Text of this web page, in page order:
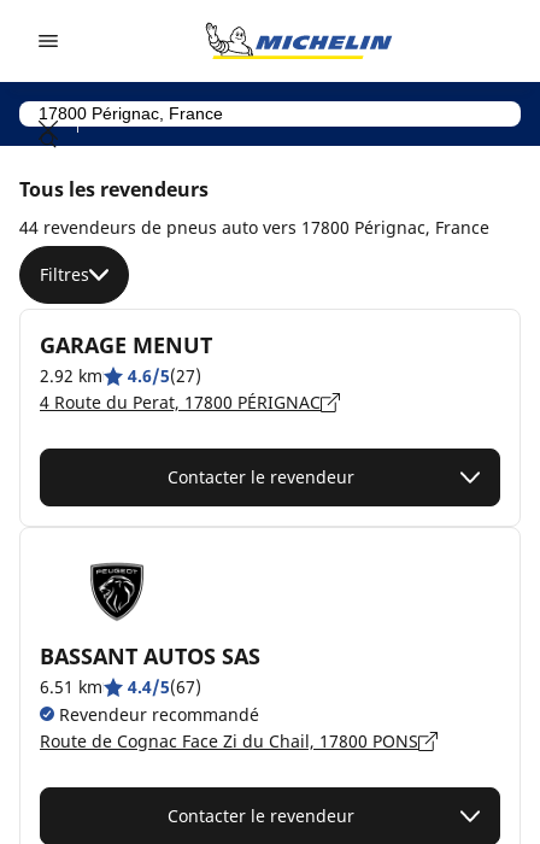
Tous les revendeurs
44 revendeurs de pneus auto vers 17800 Pérignac, France
Filtres
GARAGE MENUT
2.92 km 4.6/5(27)
4 Route du Perat, 17800 PÉRIGNAC
Contacter le revendeur
BASSANT AUTOS SAS
6.51 km 4.4/5(67)
Revendeur recommandé
Route de Cognac Face Zi du Chail, 17800 PONS
Contacter le revendeur